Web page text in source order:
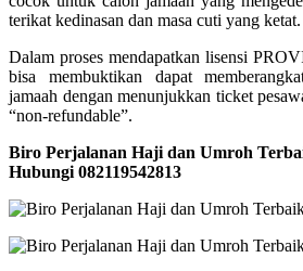
terikat kedinasan dan masa cuti yang ketat.
Dalam proses mendapatkan lisensi
bisa membuktikan dapat
jamaah dengan menunjukkan ticket
“non-refundable”.
Biro Perjalanan Haji dan Umroh
Hubungi 082119542813